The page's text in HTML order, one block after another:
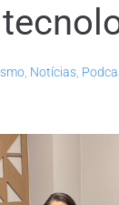
Notícias